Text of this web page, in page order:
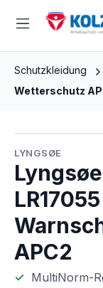
Zum Hauptinhalt
Schutzkleidung
Wetterschutz
LYNGSØE
APC2
MultiNorm-